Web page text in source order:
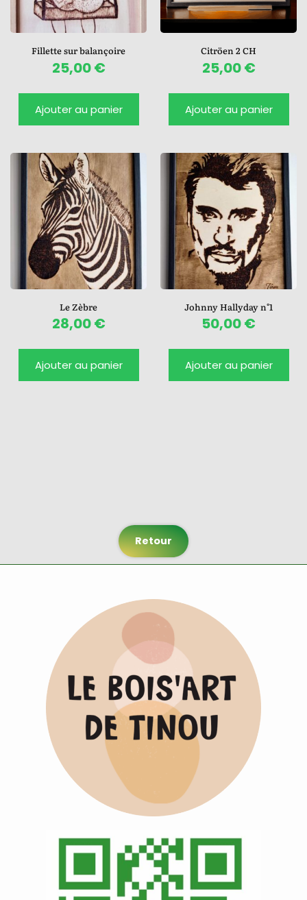
Fillette sur balançoire
25,00€
Ajouter au panier
Citröen 2 CH
25,00€
Ajouter au panier
Le Zèbre
28,00€
Ajouter au panier
Johnny Hallyday n°1
50,00€
Ajouter au panier
Retour